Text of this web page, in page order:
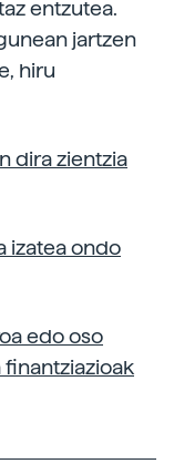
entzutea.
jartzen
hiru
dira zientzia
izatea ondo
edo oso
finantziazioak